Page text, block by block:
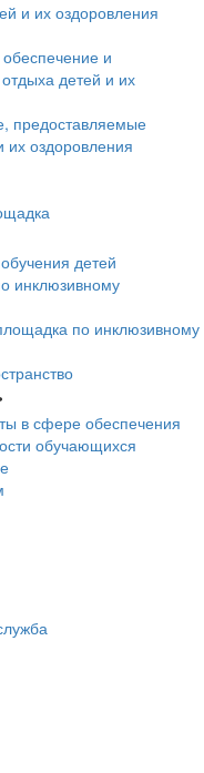
и их оздоровления
и
детей и их
предоставляемые
их оздоровления
детей
инклюзивному
по инклюзивному
в сфере обеспечения
обучающихся